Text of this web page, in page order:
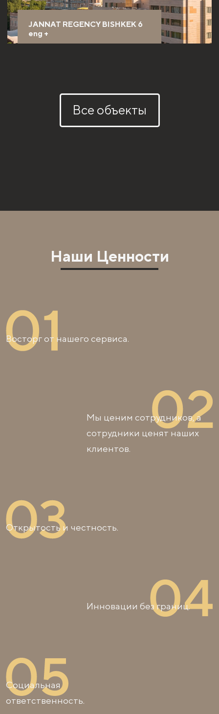
JANNAT REGENCY BISHKEK 6
eng +
Все объекты
Наши Ценности
Восторг от нашего сервиса.
Мы ценим сотрудников, а
сотрудники ценят наших
клиентов.
Открытость и честность.
Инновации без границ.
Социальная
ответственность.